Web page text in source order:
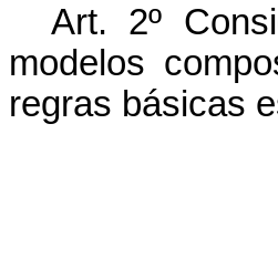
Art. 2º
modelos
regras básicas